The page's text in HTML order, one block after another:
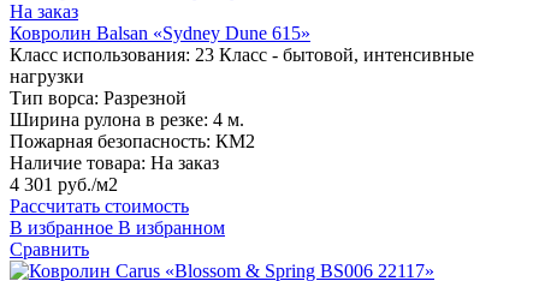
На заказ
Ковролин Balsan «Sydney Dune 615»
Класс использования: 23 Класс - бытовой, интенсивные
нагрузки
Тип ворса: Разрезной
Ширина рулона в резке: 4 м.
Пожарная безопасность: КМ2
Наличие товара: На заказ
4 301 руб./м2
Рассчитать стоимость
В избранное В избранном
Сравнить